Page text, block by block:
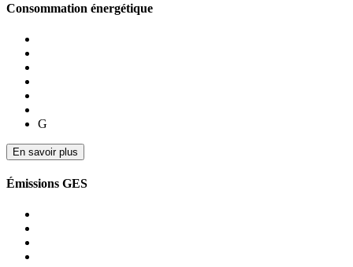
Consommation énergétique
G
En savoir plus
Émissions GES